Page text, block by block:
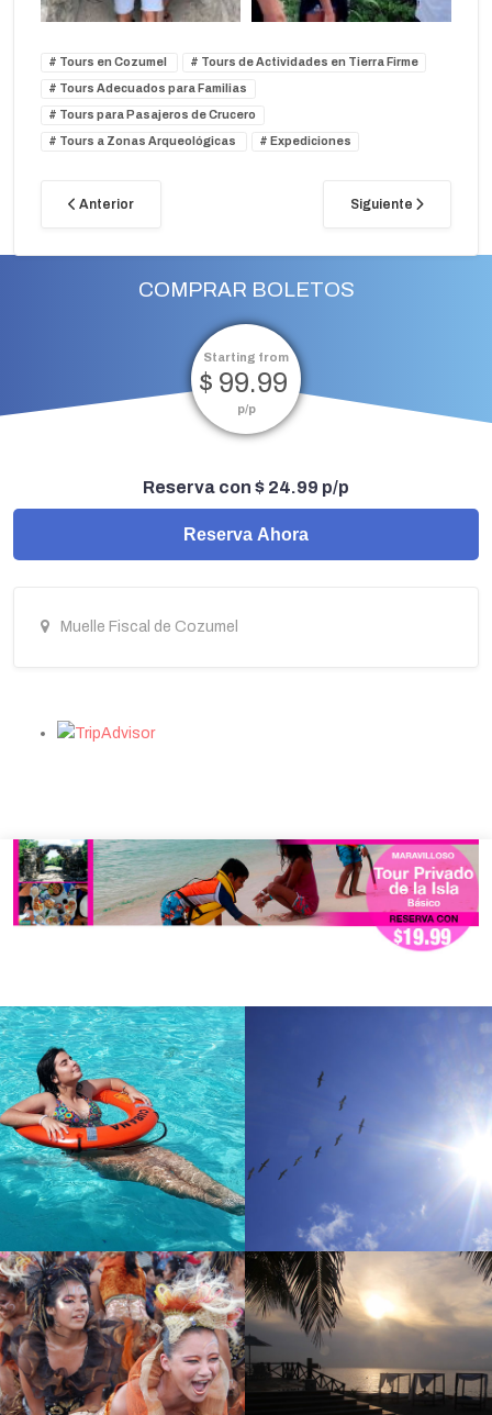
Tours en Cozumel Tours de Actividades en Tierra Firme
Tours Adecuados para Familias
Tours para Pasajeros de Crucero
Tours a Zonas Arqueológicas Expediciones
Anterior Siguiente
COMPRAR BOLETOS
Starting from
$ 99.99
p/p
Reserva con $ 24.99 p/p
Reserva Ahora
Muelle Fiscal de Cozumel